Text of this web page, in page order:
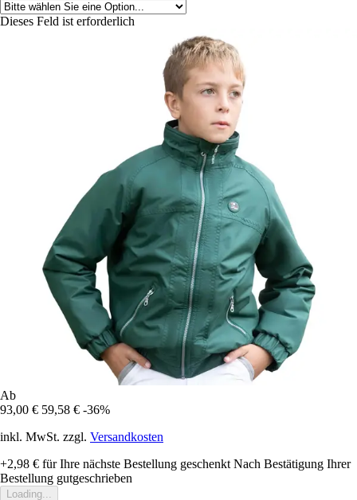
Dieses Feld ist erforderlich
Ab
93,00 € 59,58 € -36%
inkl. MwSt. zzgl. Versandkosten
+2,98 € für Ihre nächste Bestellung geschenkt Nach Bestätigung Ihrer
Bestellung gutgeschrieben
Loading...